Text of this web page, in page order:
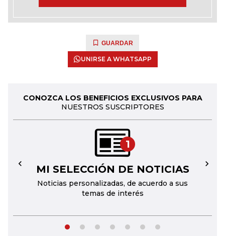
GUARDAR
UNIRSE A WHATSAPP
CONOZCA LOS BENEFICIOS EXCLUSIVOS PARA
NUESTROS SUSCRIPTORES
1
MI SELECCIÓN DE NOTICIAS
Noticias personalizadas, de acuerdo a sus
temas de interés
← →